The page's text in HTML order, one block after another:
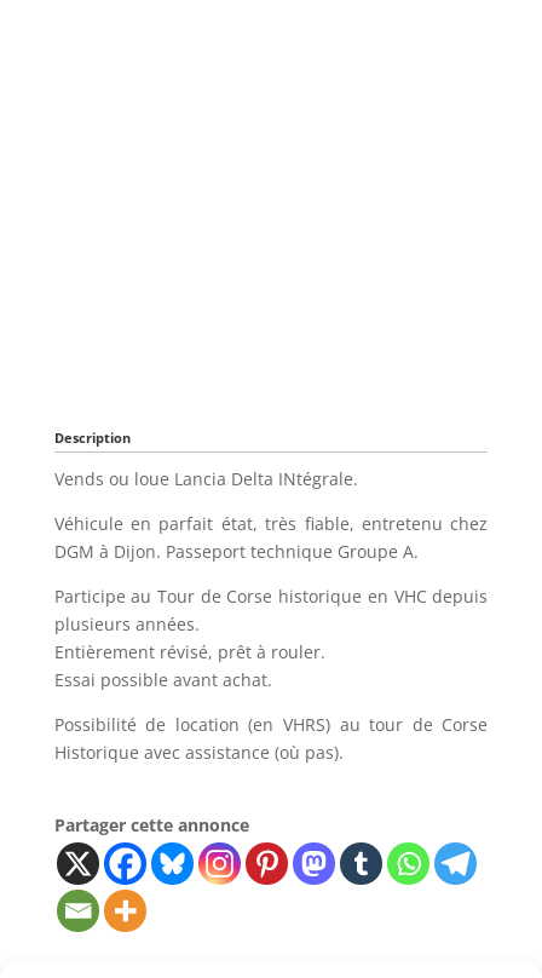
Description
Vends ou loue Lancia Delta INtégrale.
Véhicule en parfait état, très fiable, entretenu chez
DGM à Dijon. Passeport technique Groupe A.
Participe au Tour de Corse historique en VHC depuis
plusieurs années.
Entièrement révisé, prêt à rouler.
Essai possible avant achat.
Possibilité de location (en VHRS) au tour de Corse
Historique avec assistance (où pas).
Partager cette annonce